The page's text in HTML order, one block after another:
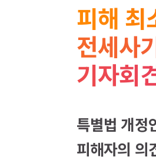
피해 최
전세사
기자회
특별법 개정
피해자의 의